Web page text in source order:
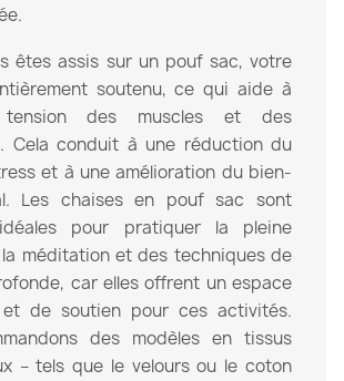
êtes assis sur un pouf sac, votre
soutenu, ce qui aide à
des muscles et des
Cela conduit à une réduction du
et à une amélioration du bien-
Les chaises en pouf sac sont
pour pratiquer la pleine
méditation et des techniques de
car elles offrent un espace
de soutien pour ces activités.
des modèles en tissus
– tels que le velours ou le coton